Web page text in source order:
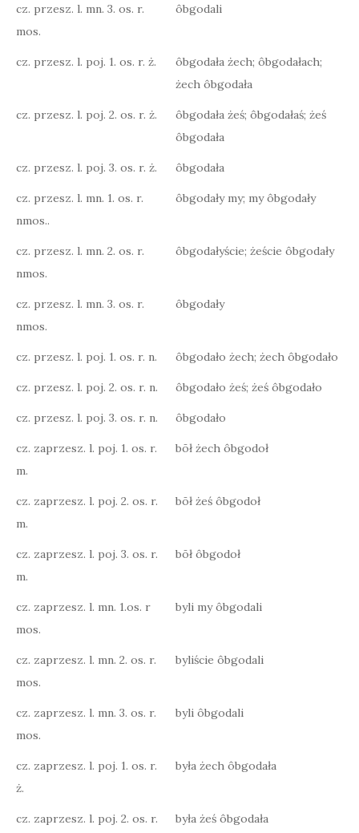
cz. przesz. l. mn. 3. os. r.
mos.
ôbgodali
cz. przesz. l. poj. 1. os. r. ż.
ôbgodała żech; ôbgodałach;
żech ôbgodała
cz. przesz. l. poj. 2. os. r. ż.
ôbgodała żeś; ôbgodałaś; żeś
ôbgodała
cz. przesz. l. poj. 3. os. r. ż. ôbgodała
cz. przesz. l. mn. 1. os. r.
nmos..
ôbgodały my; my ôbgodały
cz. przesz. l. mn. 2. os. r.
nmos.
ôbgodałyście; żeście ôbgodały
cz. przesz. l. mn. 3. os. r.
nmos.
ôbgodały
cz. przesz. l. poj. 1. os. r. n. ôbgodało żech; żech ôbgodało
cz. przesz. l. poj. 2. os. r. n. ôbgodało żeś; żeś ôbgodało
cz. przesz. l. poj. 3. os. r. n. ôbgodało
cz. zaprzesz. l. poj. 1. os. r.
m.
bōł żech ôbgodoł
cz. zaprzesz. l. poj. 2. os. r.
m.
bōł żeś ôbgodoł
cz. zaprzesz. l. poj. 3. os. r.
m.
bōł ôbgodoł
cz. zaprzesz. l. mn. 1.os. r
mos.
byli my ôbgodali
cz. zaprzesz. l. mn. 2. os. r.
mos.
byliście ôbgodali
cz. zaprzesz. l. mn. 3. os. r.
mos.
byli ôbgodali
cz. zaprzesz. l. poj. 1. os. r.
ż.
była żech ôbgodała
cz. zaprzesz. l. poj. 2. os. r.
była żeś ôbgodała